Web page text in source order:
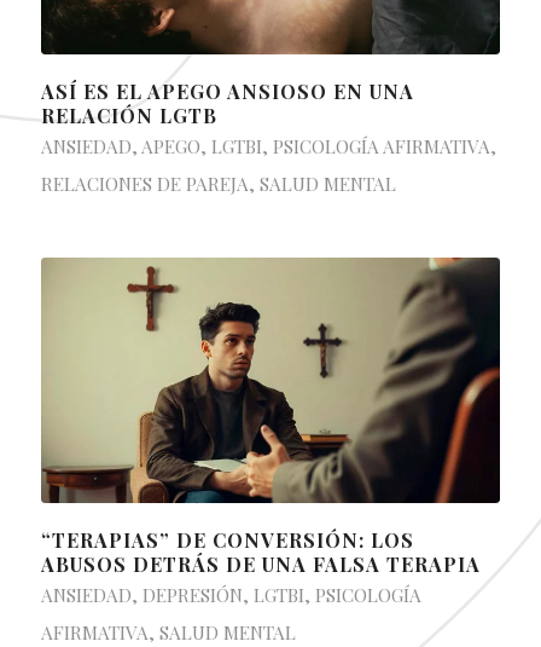
ASÍ ES EL APEGO ANSIOSO EN UNA
RELACIÓN LGTB
ANSIEDAD, APEGO, LGTBI, PSICOLOGÍA AFIRMATIVA,
RELACIONES DE PAREJA, SALUD MENTAL
“TERAPIAS” DE CONVERSIÓN: LOS
ABUSOS DETRÁS DE UNA FALSA TERAPIA
ANSIEDAD, DEPRESIÓN, LGTBI, PSICOLOGÍA
AFIRMATIVA, SALUD MENTAL